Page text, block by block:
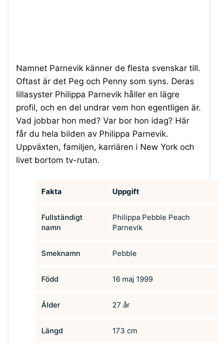
Namnet Parnevik känner de flesta svenskar till.
Oftast är det Peg och Penny som syns. Deras
lillasyster Philippa Parnevik håller en lägre
profil, och en del undrar vem hon egentligen är.
Vad jobbar hon med? Var bor hon idag? Här
får du hela bilden av Philippa Parnevik.
Uppväxten, familjen, karriären i New York och
livet bortom tv-rutan.
Fakta Uppgift
Fullständigt
namn
Philippa Pebble Peach
Parnevik
Smeknamn Pebble
Född 16 maj 1999
Ålder 27 år
Längd 173 cm